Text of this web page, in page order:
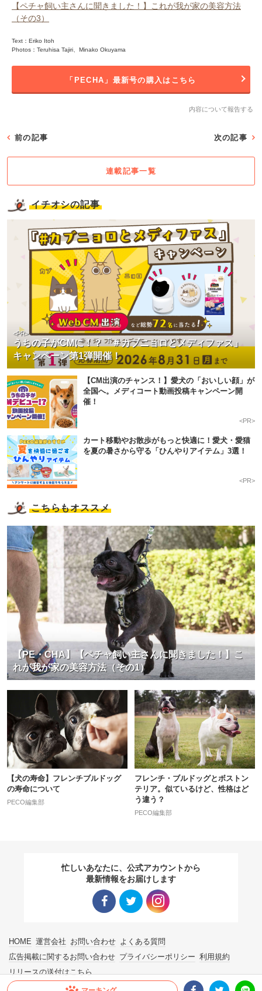
【ペチャ飼い主さんに聞きました！】これが我が家の美容方法
（その3）
Text：Eriko Itoh
Photos：Teruhisa Tajiri、Minako Okuyama
「PECHA」最新号の購入はこちら
内容について報告する
前の記事 次の記事
連載記事一覧
イチオシの記事
うちの子がCMに！？「＃カブニョロとメディファス」
キャンペーン第1弾開催！
<PR>
【CM出演のチャンス！】愛犬の「おいしい顔」が
全国へ。メディコート動画投稿キャンペーン開
催！
<PR>
カート移動やお散歩がもっと快適に！愛犬・愛猫
を夏の暑さから守る「ひんやりアイテム」3選！
<PR>
こちらもオススメ
【PE・CHA】【ペチャ飼い主さんに聞きました！】こ
れが我が家の美容方法（その1）
【犬の寿命】フレンチブルドッグ
の寿命について
PECO編集部
フレンチ・ブルドッグとボストン
テリア。似ているけど、性格はど
う違う？
PECO編集部
忙しいあなたに、公式アカウントから
最新情報をお届けします
ク ク
HOME 運営会社 お問い合わせ よくある質問
広告掲載に関するお問い合わせ プライバシーポリシー 利用規約
リリースの送付はこちら